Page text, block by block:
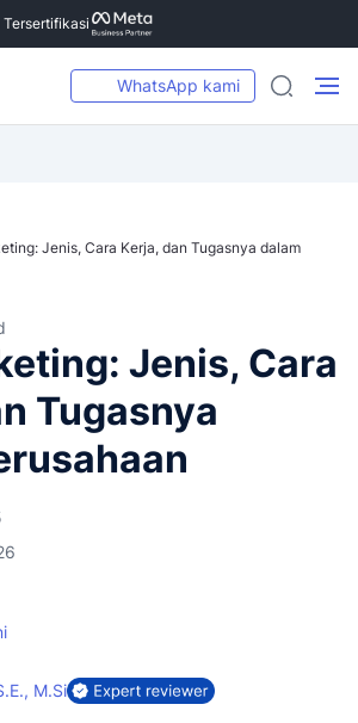
Tersertifikasi
WhatsApp kami
Jenis, Cara Kerja, dan Tugasnya dalam
Jenis, Cara
Tugasnya
M.Si